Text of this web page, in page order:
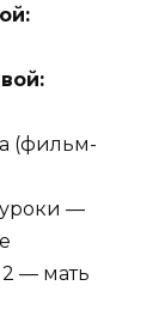
(фильм-
—
— мать